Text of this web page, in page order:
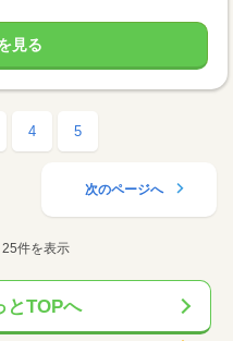
見る
4 5
次のページへ
件を表示
とTOPへ